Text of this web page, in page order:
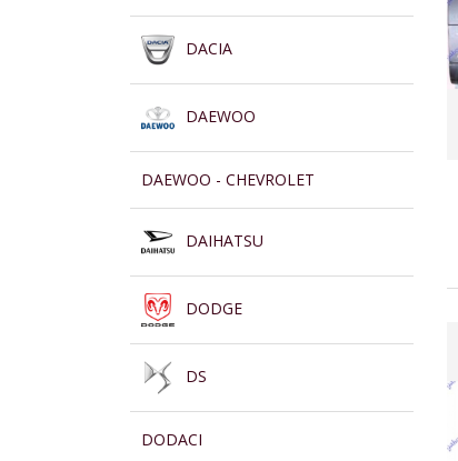
DACIA
DAEWOO
DAEWOO - CHEVROLET
DAIHATSU
DODGE
DS
DODACI